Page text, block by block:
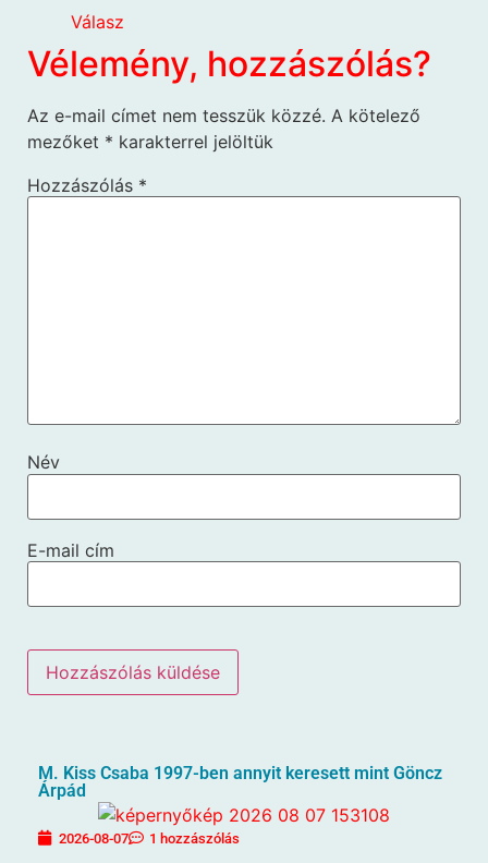
Válasz
Vélemény, hozzászólás?
Az e-mail címet nem tesszük közzé. A kötelező
mezőket * karakterrel jelöltük
Hozzászólás *
Név
E-mail cím
M. Kiss Csaba 1997-ben annyit keresett mint Göncz
Árpád
2026-08-07 1 hozzászólás